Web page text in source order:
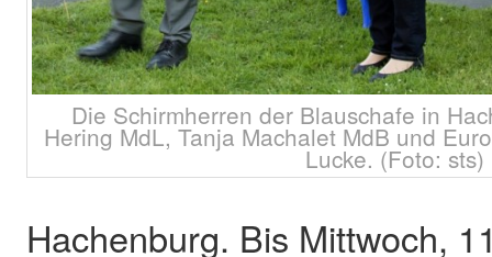
Die Schirmherren der Blauschafe in
Hering MdL, Tanja Machalet MdB und
Lucke. (Foto: sts)
Hachenburg. Bis Mittwoch,